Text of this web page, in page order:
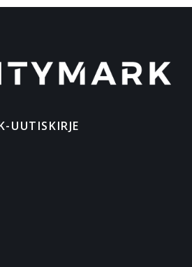
UUTISKIRJE